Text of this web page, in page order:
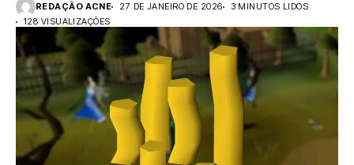
REDAÇÃO ACNE 27 DE JANEIRO DE 2026
3 MINUTOS LIDOS
128 VISUALIZAÇÕES